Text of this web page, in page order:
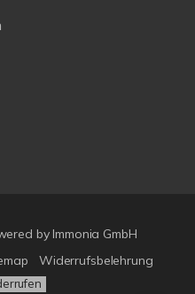
by Immonia GmbH
Widerrufsbelehrung